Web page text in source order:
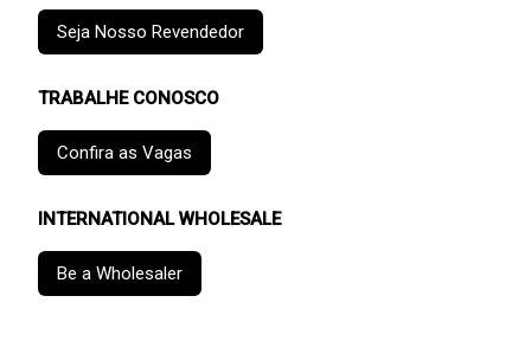
Seja Nosso Revendedor
TRABALHE CONOSCO
Confira as Vagas
INTERNATIONAL WHOLESALE
Be a Wholesaler